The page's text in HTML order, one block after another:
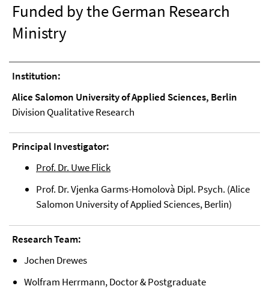
Funded by the German Research
Ministry
Institution:
Alice Salomon University of Applied Sciences, Berlin
Division Qualitative Research
Principal Investigator:
Prof. Dr. Uwe Flick
Prof. Dr. Vjenka Garms-Homolovà Dipl. Psych. (Alice
Salomon University of Applied Sciences, Berlin)
Research Team:
Jochen Drewes
Wolfram Herrmann, Doctor & Postgraduate